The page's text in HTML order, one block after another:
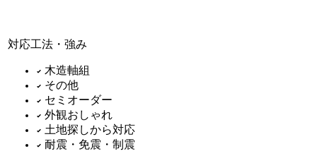
対応工法・強み
木造軸組
その他
セミオーダー
外観おしゃれ
土地探しから対応
耐震・免震・制震